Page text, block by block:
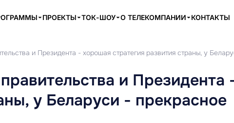
ПРОЕКТЫ ТОК-ШОУ О ТЕЛЕКОМПАНИИ КОНТАКТЫ
и Президента - хорошая стратегия развития страны, у
и Президента
у Беларуси - прекрасное